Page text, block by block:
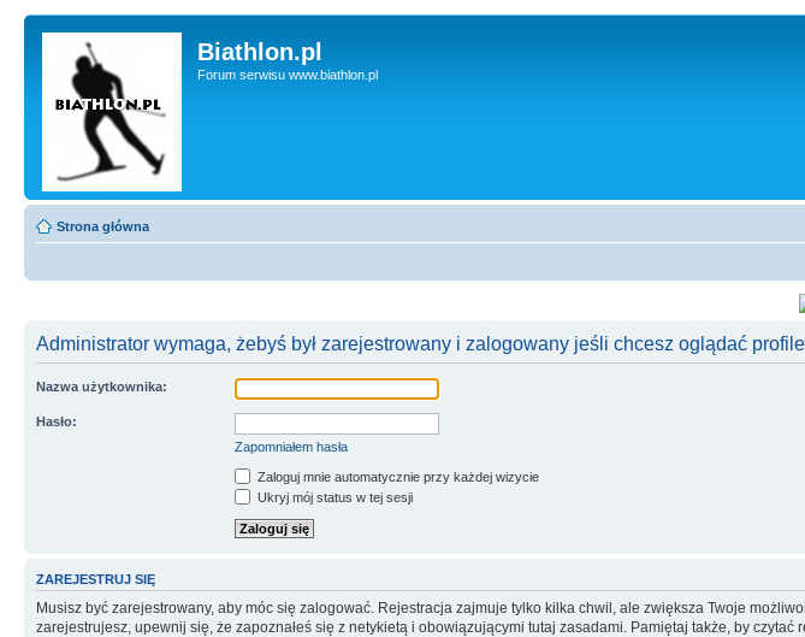
Biathlon.pl
Forum serwisu www.biathlon.pl
Strona główna
Administrator wymaga, żebyś był zarejestrowany i zalogowany jeśli chcesz oglądać
Nazwa użytkownika:
Hasło:
Zapomniałem hasła
Zaloguj mnie automatycznie przy każdej wizycie
Ukryj mój status w tej sesji
ZAREJESTRUJ SIĘ
Musisz być zarejestrowany, aby móc się zalogować. Rejestracja zajmuje tylko kilka chwil, ale zwiększa Twoje
zarejestrujesz, upewnij się, że zapoznałeś się z netykietą i obowiązującymi tutaj zasadami. Pamiętaj także, by czytać